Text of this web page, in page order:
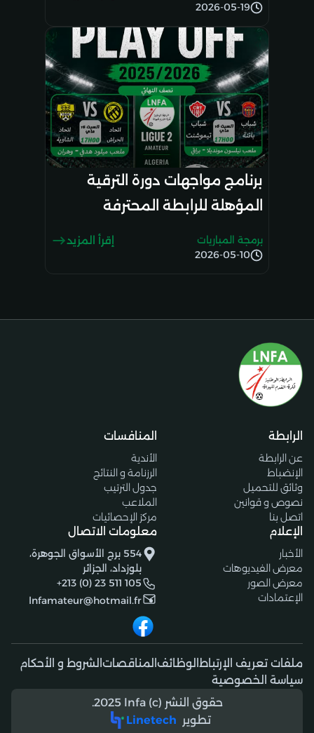
2026-05-19
برنامج مواجهات دورة الترقية
المؤهلة للرابطة المحترفة
2026-05-10
برمجة المباريات إقرأ المزيد
الرابطة
عن الرابطة
الإنضباط
وثائق للتحميل
نصوص و قوانين
اتصل بنا
المنافسات
الأندية
الرزنامة و النتائج
جدول الترتيب
الملاعب
مركز الإحصائيات
الإعلام
الأخبار
معرض الفيديوهات
معرض الصور
الإعتمادات
معلومات الاتصال
554 برج الأسواق الجوهرة،
بلوزداد، الجزائر
+213 (0) 23 511 105
lnfamateur@hotmail.fr
ملفات تعريف الإرتباط الوظائف المناقصات الشروط و الأحكام
سياسة الخصوصية
حقوق النشر (c) 2025 lnfa.
تطوير Linetech